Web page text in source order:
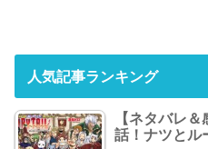
人気記事ランキング
【ネタバレ
話！ナツとル